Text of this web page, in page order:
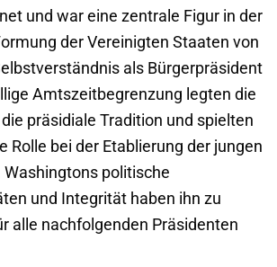
und war eine zentrale Figur in der
der Vereinigten Staaten von
als Bürgerpräsident
Amtszeitbegrenzung legten die
präsidiale Tradition und spielten
Rolle bei der Etablierung der jungen
Washingtons politische
und Integrität haben ihn zu
alle nachfolgenden Präsidenten